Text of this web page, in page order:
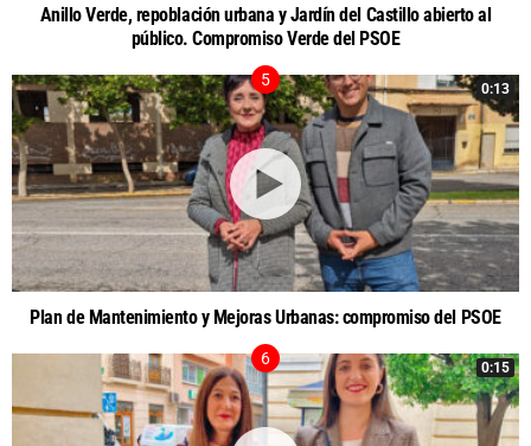
Anillo Verde, repoblación urbana y Jardín del Castillo abierto al
público. Compromiso Verde del PSOE
0:13
Plan de Mantenimiento y Mejoras Urbanas: compromiso del PSOE
0:15